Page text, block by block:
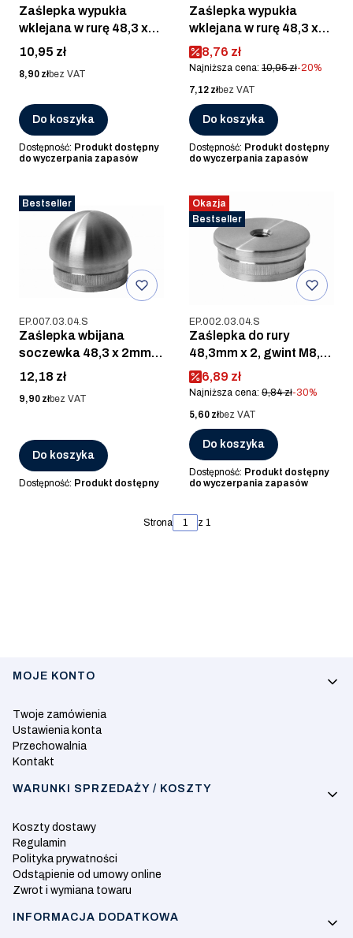
Zaślepka wypukła
wklejana w rurę 48,3 x
2,0 mm z gwintem M8,
AISI 304, SZLIF
Cena
10,95 zł
Cena
8,90 złbez VAT
Do koszyka
Dostępność: Produkt dostępny
do wyczerpania zapasów
Zaślepka wypukła
wklejana w rurę 48,3 x
2.0mm z gwintem M8,
AISI 316, SZIF
Cena promocyjna
8,76 zł
Najniższa cena: 10,95 zł-20%
Cena
7,12 złbez VAT
Do koszyka
Dostępność: Produkt dostępny
do wyczerpania zapasów
Bestseller
Kod produktu
EP.007.03.04.S
Zaślepka wbijana
soczewka 48,3 x 2mm,
AISI 304, SZLIF
Cena
12,18 zł
Cena
9,90 złbez VAT
Do koszyka
Dostępność: Produkt dostępny
Okazja
Bestseller
Kod produktu
EP.002.03.04.S
Zaślepka do rury
48,3mm x 2, gwint M8,
AISI 304, SZLIF
Cena promocyjna
6,89 zł
Najniższa cena: 9,84 zł-30%
Cena
5,60 złbez VAT
Do koszyka
Dostępność: Produkt dostępny
do wyczerpania zapasów
Strona z 1
Linki w stopce
MOJE KONTO
Twoje zamówienia
Ustawienia konta
Przechowalnia
Kontakt
WARUNKI SPRZEDAŻY / KOSZTY
Koszty dostawy
Regulamin
Polityka prywatności
Odstąpienie od umowy online
Zwrot i wymiana towaru
INFORMACJA DODATKOWA